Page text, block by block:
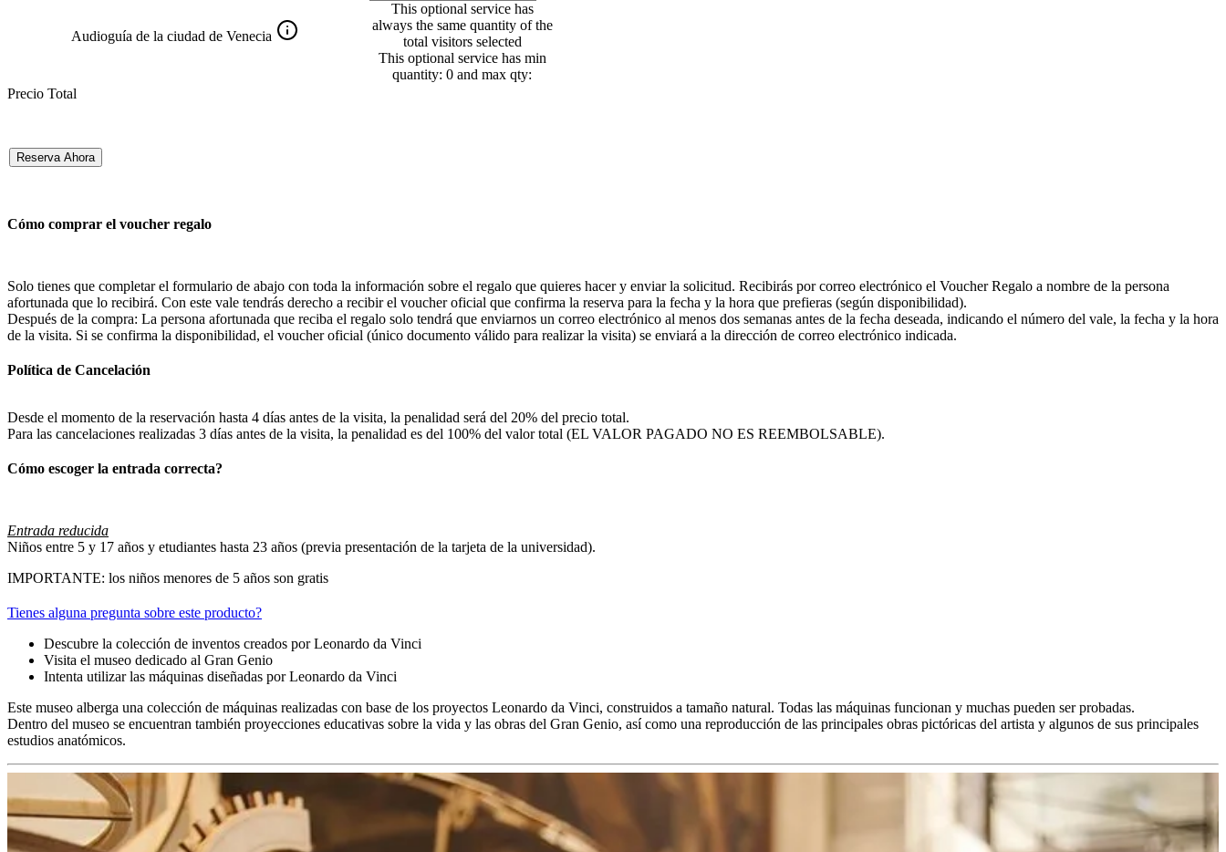
Audioguía de la ciudad de Venecia
This optional service has
always the same quantity of the
total visitors selected
This optional service has min
quantity: 0 and max qty:
Precio Total
Reserva Ahora
Cómo comprar el voucher regalo
Solo tienes que completar el formulario de abajo con toda la información sobre el regalo que quieres hacer y enviar la solicitud. Recibirás por correo electrónico el Voucher Regalo a nombre de la persona
afortunada que lo recibirá. Con este vale tendrás derecho a recibir el voucher oficial que confirma la reserva para la fecha y la hora que prefieras (según disponibilidad).
Después de la compra: La persona afortunada que reciba el regalo solo tendrá que enviarnos un correo electrónico al menos dos semanas antes de la fecha deseada, indicando el número del vale, la fecha y la hora
de la visita. Si se confirma la disponibilidad, el voucher oficial (único documento válido para realizar la visita) se enviará a la dirección de correo electrónico indicada.
Política de Cancelación
Desde el momento de la reservación hasta 4 días antes de la visita, la penalidad será del 20% del precio total.
Para las cancelaciones realizadas 3 días antes de la visita, la penalidad es del 100% del valor total (EL VALOR PAGADO NO ES REEMBOLSABLE).
Cómo escoger la entrada correcta?
Entrada reducida
Niños entre 5 y 17 años y etudiantes hasta 23 años (previa presentación de la tarjeta de la universidad).
IMPORTANTE: los niños menores de 5 años son gratis
Tienes alguna pregunta sobre este producto?
Descubre la colección de inventos creados por Leonardo da Vinci
Visita el museo dedicado al Gran Genio
Intenta utilizar las máquinas diseñadas por Leonardo da Vinci
Este museo alberga una colección de máquinas realizadas con base de los proyectos Leonardo da Vinci, construidos a tamaño natural. Todas las máquinas funcionan y muchas pueden ser probadas.
Dentro del museo se encuentran también proyecciones educativas sobre la vida y las obras del Gran Genio, así como una reproducción de las principales obras pictóricas del artista y algunos de sus principales
estudios anatómicos.